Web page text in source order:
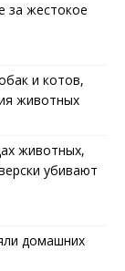
за жестокое
и котов,
животных
животных,
убивают
домашних